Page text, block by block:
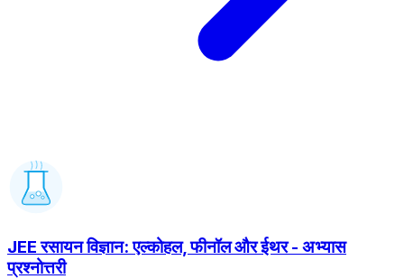
JEE रसायन विज्ञान: एल्कोहल, फीनॉल और ईथर - अभ्यास
प्रश्नोत्तरी